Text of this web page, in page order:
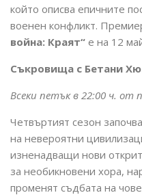
който описва епичните
военен конфликт.
война: Краят“ е на 12
Съкровища с Бетани
Всеки петък в 22:00 ч. от
Четвъртият сезон
на невероятни
изненадващи нови
за необикновени хора,
променят съдбата на